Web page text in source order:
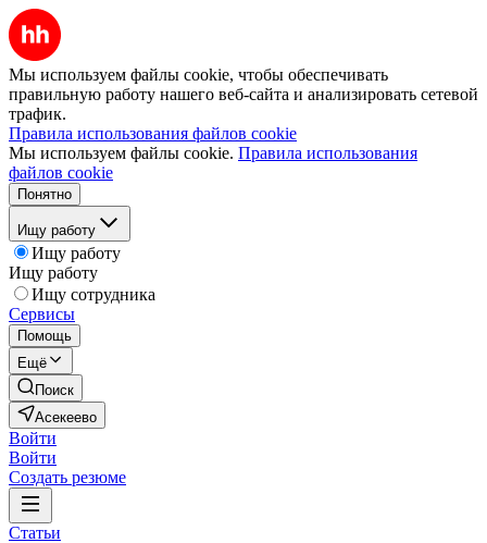
Мы используем файлы cookie, чтобы обеспечивать
правильную работу нашего веб-сайта и анализировать сетевой
трафик.
Правила использования файлов cookie
Мы используем файлы cookie. Правила использования
файлов cookie
Понятно
Ищу работу
Ищу работу
Ищу работу
Ищу сотрудника
Сервисы
Помощь
Ещё
Поиск
Асекеево
Войти
Войти
Создать резюме
Статьи